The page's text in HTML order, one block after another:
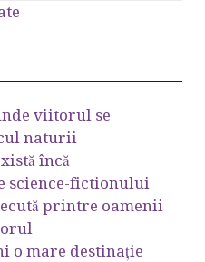
viitorul se
naturii
încă
science-fictionului
printre oamenii
o mare destinație